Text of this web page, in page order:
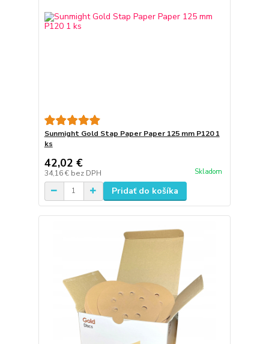
Sunmight Gold Stap Paper Paper 125 mm P120 1
ks
42,02 €
34,16 € bez DPH Skladom
Pridať do košíka